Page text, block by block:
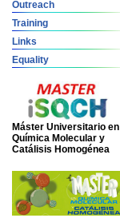
Outreach
Training
Links
Equality
Máster Universitario en
Química Molecular y
Catálisis Homogénea